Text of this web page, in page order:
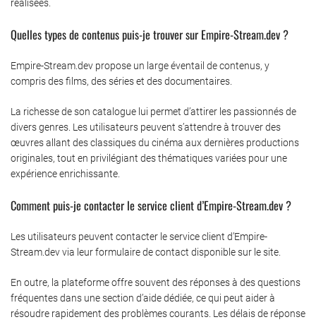
réalisées.
Quelles types de contenus puis-je trouver sur Empire-Stream.dev ?
Empire-Stream.dev propose un large éventail de contenus, y
compris des films, des séries et des documentaires.
La richesse de son catalogue lui permet d’attirer les passionnés de
divers genres. Les utilisateurs peuvent s’attendre à trouver des
œuvres allant des classiques du cinéma aux dernières productions
originales, tout en privilégiant des thématiques variées pour une
expérience enrichissante.
Comment puis-je contacter le service client d’Empire-Stream.dev ?
Les utilisateurs peuvent contacter le service client d’Empire-
Stream.dev via leur formulaire de contact disponible sur le site.
En outre, la plateforme offre souvent des réponses à des questions
fréquentes dans une section d’aide dédiée, ce qui peut aider à
résoudre rapidement des problèmes courants. Les délais de réponse